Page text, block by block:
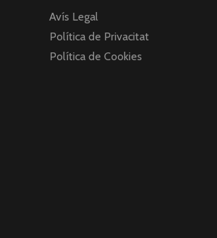
Avís Legal
Política de Privacitat
Política de Cookies